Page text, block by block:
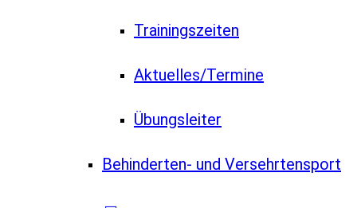
Trainingszeiten
Aktuelles/Termine
Übungsleiter
Behinderten- und Versehrtensport